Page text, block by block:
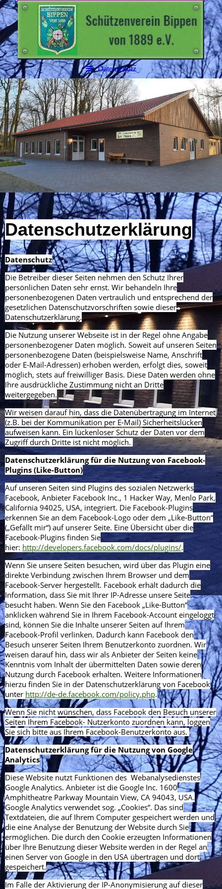
Datenschutz
Datenschutzerklärung
Datenschutz
Die Betreiber dieser Seiten nehmen den Schutz Ihrer
persönlichen Daten sehr ernst. Wir behandeln Ihre
personenbezogenen Daten vertraulich und entsprechend der
gesetzlichen Datenschutzvorschriften sowie dieser
Datenschutzerklärung.
Die Nutzung unserer Webseite ist in der Regel ohne Angabe
personenbezogener Daten möglich. Soweit auf unseren Seiten
personenbezogene Daten (beispielsweise Name, Anschrift
oder E-Mail-Adressen) erhoben werden, erfolgt dies, soweit
möglich, stets auf freiwilliger Basis. Diese Daten werden ohne
Ihre ausdrückliche Zustimmung nicht an Dritte
weitergegeben.
Wir weisen darauf hin, dass die Datenübertragung im Internet
(z.B. bei der Kommunikation per E-Mail) Sicherheitslücken
aufweisen kann. Ein lückenloser Schutz der Daten vor dem
Zugriff durch Dritte ist nicht möglich.
Datenschutzerklärung für die Nutzung von Facebook-
Plugins (Like-Button)
Auf unseren Seiten sind Plugins des sozialen Netzwerks
Facebook, Anbieter Facebook Inc., 1 Hacker Way, Menlo Park,
California 94025, USA, integriert. Die Facebook-Plugins
erkennen Sie an dem Facebook-Logo oder dem „Like-Button“
(„Gefällt mir“) auf unserer Seite. Eine Übersicht über die
Facebook-Plugins finden Sie
hier: http://developers.facebook.com/docs/plugins/.
Wenn Sie unsere Seiten besuchen, wird über das Plugin eine
direkte Verbindung zwischen Ihrem Browser und dem
Facebook-Server hergestellt. Facebook erhält dadurch die
Information, dass Sie mit Ihrer IP-Adresse unsere Seite
besucht haben. Wenn Sie den Facebook „Like-Button“
anklicken während Sie in Ihrem Facebook-Account eingeloggt
sind, können Sie die Inhalte unserer Seiten auf Ihrem
Facebook-Profil verlinken. Dadurch kann Facebook den
Besuch unserer Seiten Ihrem Benutzerkonto zuordnen. Wir
weisen darauf hin, dass wir als Anbieter der Seiten keine
Kenntnis vom Inhalt der übermittelten Daten sowie deren
Nutzung durch Facebook erhalten. Weitere Informationen
hierzu finden Sie in der Datenschutzerklärung von Facebook
unter http://de-de.facebook.com/policy.php.
Wenn Sie nicht wünschen, dass Facebook den Besuch unserer
Seiten Ihrem Facebook- Nutzerkonto zuordnen kann, loggen
Sie sich bitte aus Ihrem Facebook-Benutzerkonto aus.
Datenschutzerklärung für die Nutzung von Google
Analytics
Diese Website nutzt Funktionen des Webanalysedienstes
Google Analytics. Anbieter ist die Google Inc. 1600
Amphitheatre Parkway Mountain View, CA 94043, USA.
Google Analytics verwendet sog. „Cookies“. Das sind
Textdateien, die auf Ihrem Computer gespeichert werden und
die eine Analyse der Benutzung der Website durch Sie
ermöglichen. Die durch den Cookie erzeugten Informationen
über Ihre Benutzung dieser Website werden in der Regel an
einen Server von Google in den USA übertragen und dort
gespeichert.
Im Falle der Aktivierung der IP-Anonymisierung auf dieser